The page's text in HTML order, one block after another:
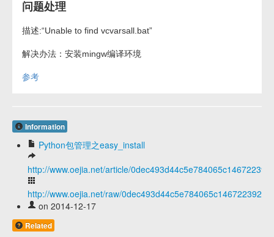
问题处理
描述:“Unable to find vcvarsall.bat”
解决办法：安装mingw编译环境
参考
Information
Python包管理之easy_install
http://www.oejia.net/article/
http://www.oejia.net/raw/
on 2014-12-17
Related